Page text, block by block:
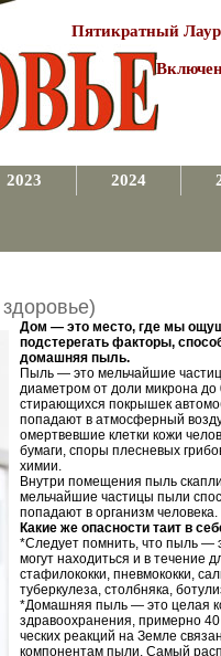
Пятикратный
2023 2024
Дом — это место, где мы
подстерегать факторы,
домашняя пыль.
Пыль — это мельчайшие
диаметром от доли микрона до
стирающихся покрышек
попадают в атмосферный
омертвевшие клетки кожи
бумаги, споры плесневых
химии.
Внутри помещения пыль
мельчайшие частицы пыли
попадают в организм человека.
Какие же опасности таит в
*Следует помнить, что пыль —
могут находиться и в течение
стафилококки, пневмококки,
туберкулеза, столбняка,
*Домашняя пыль — это целая
здравоохранения, примерно 40
ческих реакций на Земле
компонентам пыли. Самый